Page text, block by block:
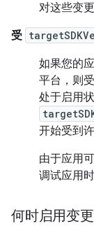
对这些变
受
如果您的
平台，则
处于启用
开始受到
由于应用
调试应用
何时启用变更